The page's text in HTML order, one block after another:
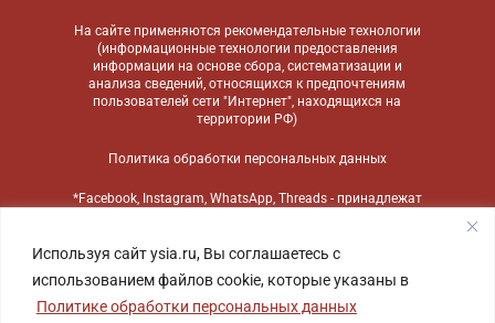
Используя сайт ysia.ru, Вы соглашаетесь с
использованием файлов cookie, которые указаны в
Политике обработки персональных данных
На сайте применяются рекомендательные технологии
(информационные технологии предоставления
информации на основе сбора, систематизации и
анализа сведений, относящихся к предпочтениям
пользователей сети "Интернет", находящихся на
территории РФ)
Политика обработки персональных данных
*Facebook, Instagram, WhatsApp, Threads - принадлежат